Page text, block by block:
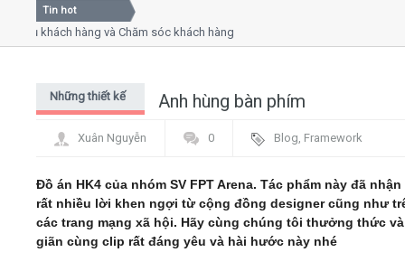
Close
Home
Lịch khai giảng
Video
Tin hot
khách hàng và Chăm sóc khách hàng chuyên nghiệp
Anh hùng bàn phím
Những thiết kế
Xuân Nguyễn
0 Blog, Framework
Đồ án HK4 của nhóm SV FPT Arena. Tác phẩm này đã
rất nhiều lời khen ngợi từ cộng đồng designer cũng như
các trang mạng xã hội. Hãy cùng chúng tôi thưởng thức
giãn cùng clip rất đáng yêu và hài hước này nhé